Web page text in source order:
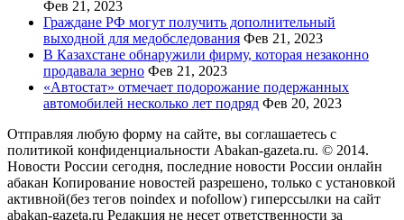
Фев 21, 2023
Граждане РФ могут получить дополнительный
выходной для медобследования Фев 21, 2023
В Казахстане обнаружили фирму, которая незаконно
продавала зерно Фев 21, 2023
«Автостат» отмечает подорожание подержанных
автомобилей несколько лет подряд Фев 20, 2023
Отправляя любую форму на сайте, вы соглашаетесь с
политикой конфиденциальности Abakan-gazeta.ru. © 2014.
Новости России сегодня, последние новости России онлайн
абакан Копирование новостей разрешено, только с установкой
активной(без тегов noindex и nofollow) гиперссылки на сайт
abakan-gazeta.ru Редакция не несет ответственности за